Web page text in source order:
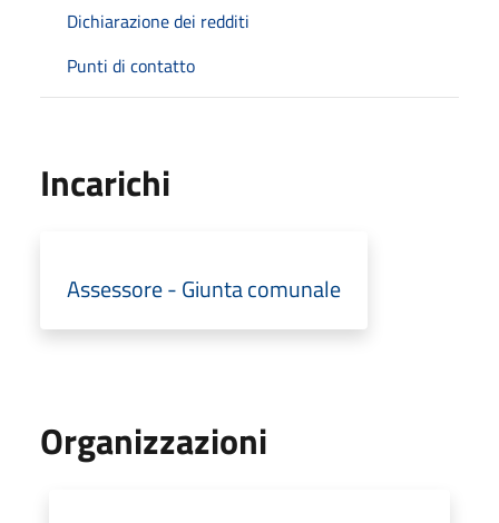
Dichiarazione dei redditi
Punti di contatto
Incarichi
Assessore - Giunta comunale
Organizzazioni